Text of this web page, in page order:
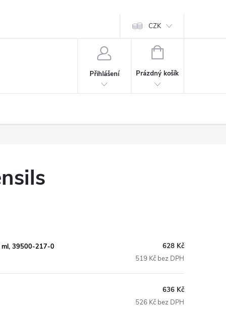
CZK
Přihlášení
NÁKUPNÍ
Prázdný košík
ml, 39500-217-0
628 Kč
519 Kč bez DPH
636 Kč
526 Kč bez DPH